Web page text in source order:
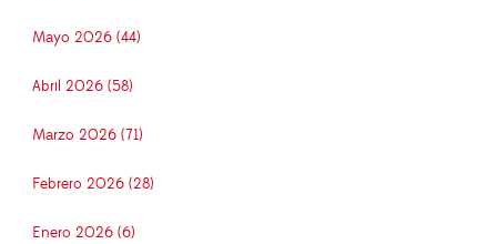
Mayo 2026 (44)
Abril 2026 (58)
Marzo 2026 (71)
Febrero 2026 (28)
Enero 2026 (6)